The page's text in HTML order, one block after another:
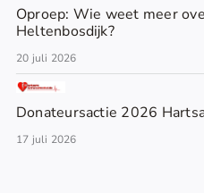
Oproep: Wie weet meer
Heltenbosdijk?
20 juli 2026
Donateursactie 2026
17 juli 2026